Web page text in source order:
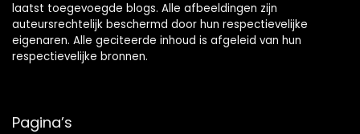
laatst toegevoegde blogs. Alle afbeeldingen zijn
auteursrechtelijk beschermd door hun respectievelijke
eigenaren. Alle geciteerde inhoud is afgeleid van hun
respectievelijke bronnen.
Pagina’s